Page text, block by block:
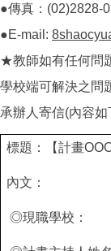
●傳真：(02)2828-
●E-mail:
★教師如有任何問
學校端可解決之問
承辦人寄信(內容如
標題：【計畫
內文：
◎現職學校：